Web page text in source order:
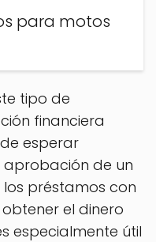
para motos
tipo de
financiera
esperar
de un
préstamos con
el dinero
especialmente útil